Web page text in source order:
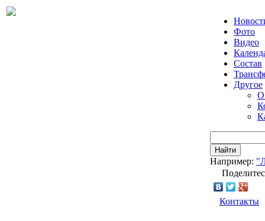
Фото
Видео
Состав
Другое
О
Найти
Например:
Контакты